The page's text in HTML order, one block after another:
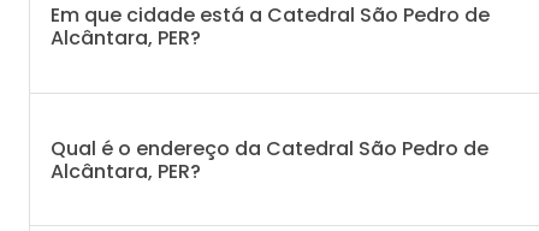
Em que cidade está a Catedral São Pedro de
Alcântara, PER?
Qual é o endereço da Catedral São Pedro de
Alcântara, PER?